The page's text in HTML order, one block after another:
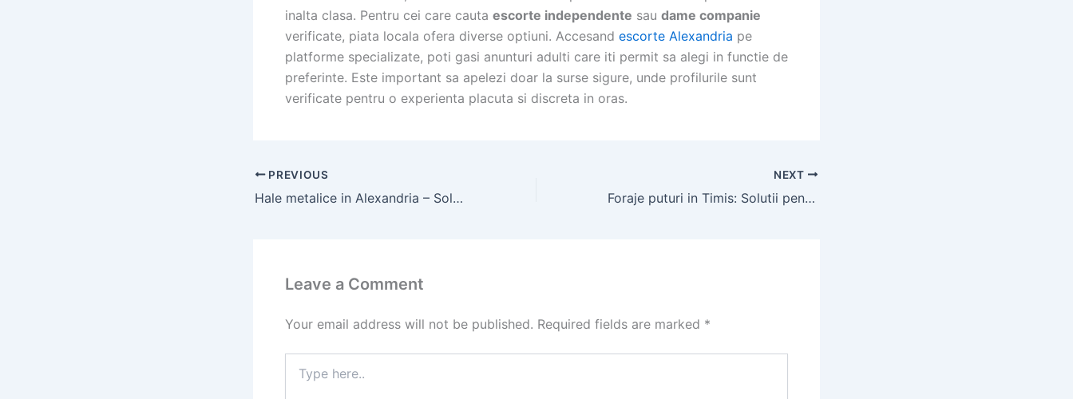
inalta clasa. Pentru cei care cauta escorte independente sau dame companie
verificate, piata locala ofera diverse optiuni. Accesand escorte Alexandria pe
platforme specializate, poti gasi anunturi adulti care iti permit sa alegi in functie de
preferinte. Este important sa apelezi doar la surse sigure, unde profilurile sunt
verificate pentru o experienta placuta si discreta in oras.
PREVIOUS
Hale metalice in Alexandria – Solutii pentru depozitare si productie
NEXT
Foraje puturi in Timis: Solutii pentru apa freatica si preturi accesibile
Leave a Comment
Your email address will not be published. Required fields are marked *
here..